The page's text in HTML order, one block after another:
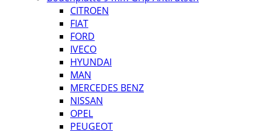
CITROEN
FIAT
FORD
IVECO
HYUNDAI
MAN
MERCEDES BENZ
NISSAN
OPEL
PEUGEOT